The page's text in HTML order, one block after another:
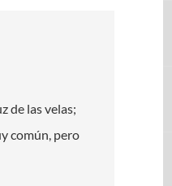
de las velas;
común, pero